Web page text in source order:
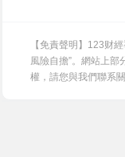
【免責聲明】123财
風險自擔”。網站上
權，請您與我們聯系